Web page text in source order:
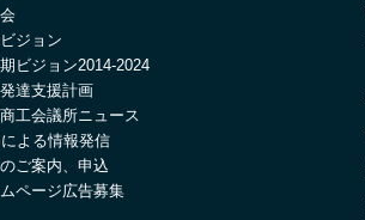
ジョン
ビジョン2014-2024
達支援計画
工会議所ニュース
よる情報発信
ご案内、申込
ページ広告募集